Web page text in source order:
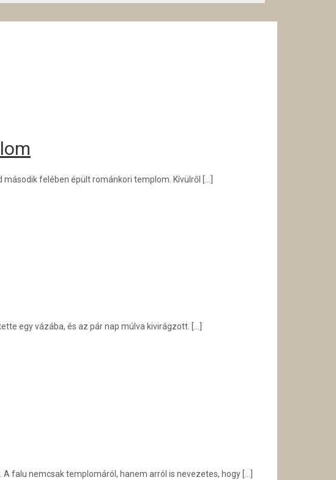
második felében épült románkori templom. Kívülről […]
egy vázába, és az pár nap múlva kivirágzott. […]
falu nemcsak templomáról, hanem arról is nevezetes, hogy